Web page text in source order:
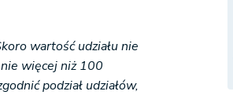
wartość udziału nie
nie więcej niż 100
podział udziałów,